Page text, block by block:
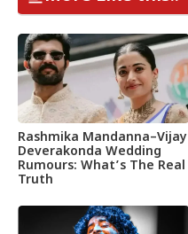
Rashmika Mandanna–Vijay
Deverakonda Wedding
Rumours: What’s The Real
Truth